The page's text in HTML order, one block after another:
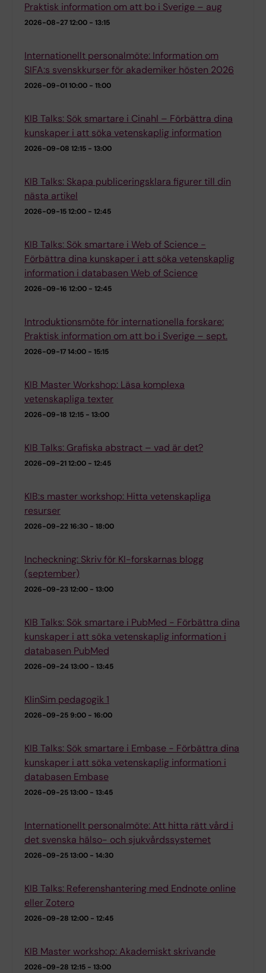
Praktisk information om att bo i Sverige – aug
2026-08-2712:00 - 13:15
Internationellt personalmöte: Information om
SIFA:s svenskkurser för akademiker hösten 2026
2026-09-0110:00 - 11:00
KIB Talks: Sök smartare i Cinahl – Förbättra dina
kunskaper i att söka vetenskaplig information
2026-09-08 12:15 - 13:00
KIB Talks: Skapa publiceringsklara figurer till din
nästa artikel
2026-09-1512:00 - 12:45
KIB Talks: Sök smartare i Web of Science -
Förbättra dina kunskaper i att söka vetenskaplig
information i databasen Web of Science
2026-09-16 12:00 - 12:45
Introduktionsmöte för internationella forskare:
Praktisk information om att bo i Sverige – sept.
2026-09-1714:00 - 15:15
KIB Master Workshop: Läsa komplexa
vetenskapliga texter
2026-09-18 12:15 - 13:00
KIB Talks: Grafiska abstract – vad är det?
2026-09-2112:00 - 12:45
KIB:s master workshop: Hitta vetenskapliga
resurser
2026-09-2216:30 - 18:00
Incheckning: Skriv för KI-forskarnas blogg
(september)
2026-09-2312:00 - 13:00
KIB Talks: Sök smartare i PubMed - Förbättra dina
kunskaper i att söka vetenskaplig information i
databasen PubMed
2026-09-2413:00 - 13:45
KlinSim pedagogik 1
2026-09-25 9:00 - 16:00
KIB Talks: Sök smartare i Embase - Förbättra dina
kunskaper i att söka vetenskaplig information i
databasen Embase
2026-09-2513:00 - 13:45
Internationellt personalmöte: Att hitta rätt vård i
det svenska hälso- och sjukvårdssystemet
2026-09-2513:00 - 14:30
KIB Talks: Referenshantering med Endnote online
eller Zotero
2026-09-28 12:00 - 12:45
KIB Master workshop: Akademiskt skrivande
2026-09-28 12:15 - 13:00